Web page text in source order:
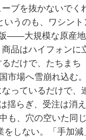
ブを抜かないでく
いうのも、ワシン
版——大規模な原産
品はハイフォンに
だけで、たちまち
市場へ雪崩れ込む
っているだけで、
揺らぎ、受注は消
も、穴の空いた同
をしない。「手加